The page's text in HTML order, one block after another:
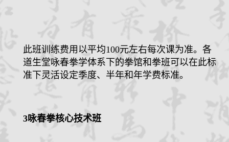
此班训练费用以平均100元左右每次课为准。各
道生堂咏春拳学体系下的拳馆和拳班可以在此标
准下灵活设定季度、半年和年学费标准。
3咏春拳核心技术班